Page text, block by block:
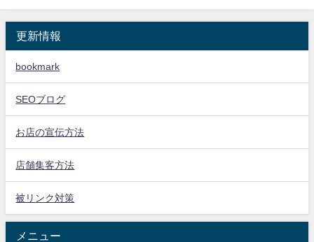
更新情報
bookmark
SEOブログ
お店の宣伝方法
店舗集客方法
被リンク対策
メニュー